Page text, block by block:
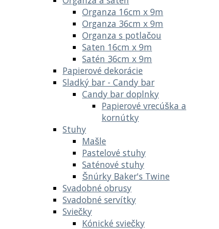
Organza 16cm x 9m
Organza 36cm x 9m
Organza s potlačou
Saten 16cm x 9m
Satén 36cm x 9m
Papierové dekorácie
Sladký bar - Candy bar
Candy bar doplnky
Papierové vrecúška a
kornútky
Stuhy
Mašle
Pastelové stuhy
Saténové stuhy
Šnúrky Baker's Twine
Svadobné obrusy
Svadobné servítky
Sviečky
Kónické sviečky